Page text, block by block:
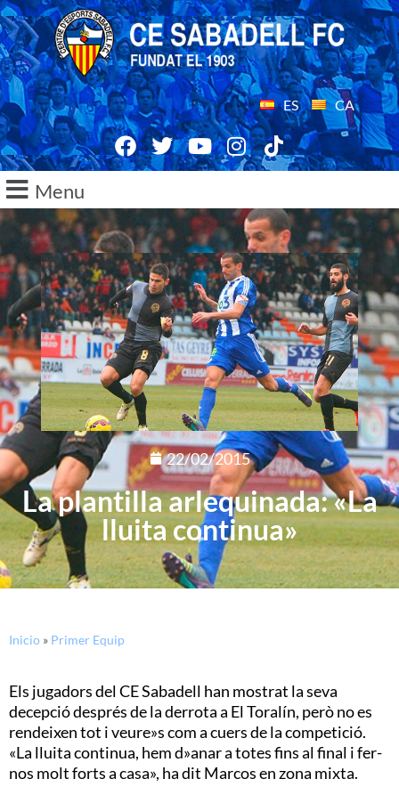
ES CA
Menu
22/02/2015
La plantilla arlequinada: «La
lluita continua»
Inicio » Primer Equip
Els jugadors del CE Sabadell han mostrat la seva
decepció després de la derrota a El Toralín, però no es
rendeixen tot i veure»s com a cuers de la competició.
«La lluita continua, hem d»anar a totes fins al final i fer-
nos molt forts a casa», ha dit Marcos en zona mixta.